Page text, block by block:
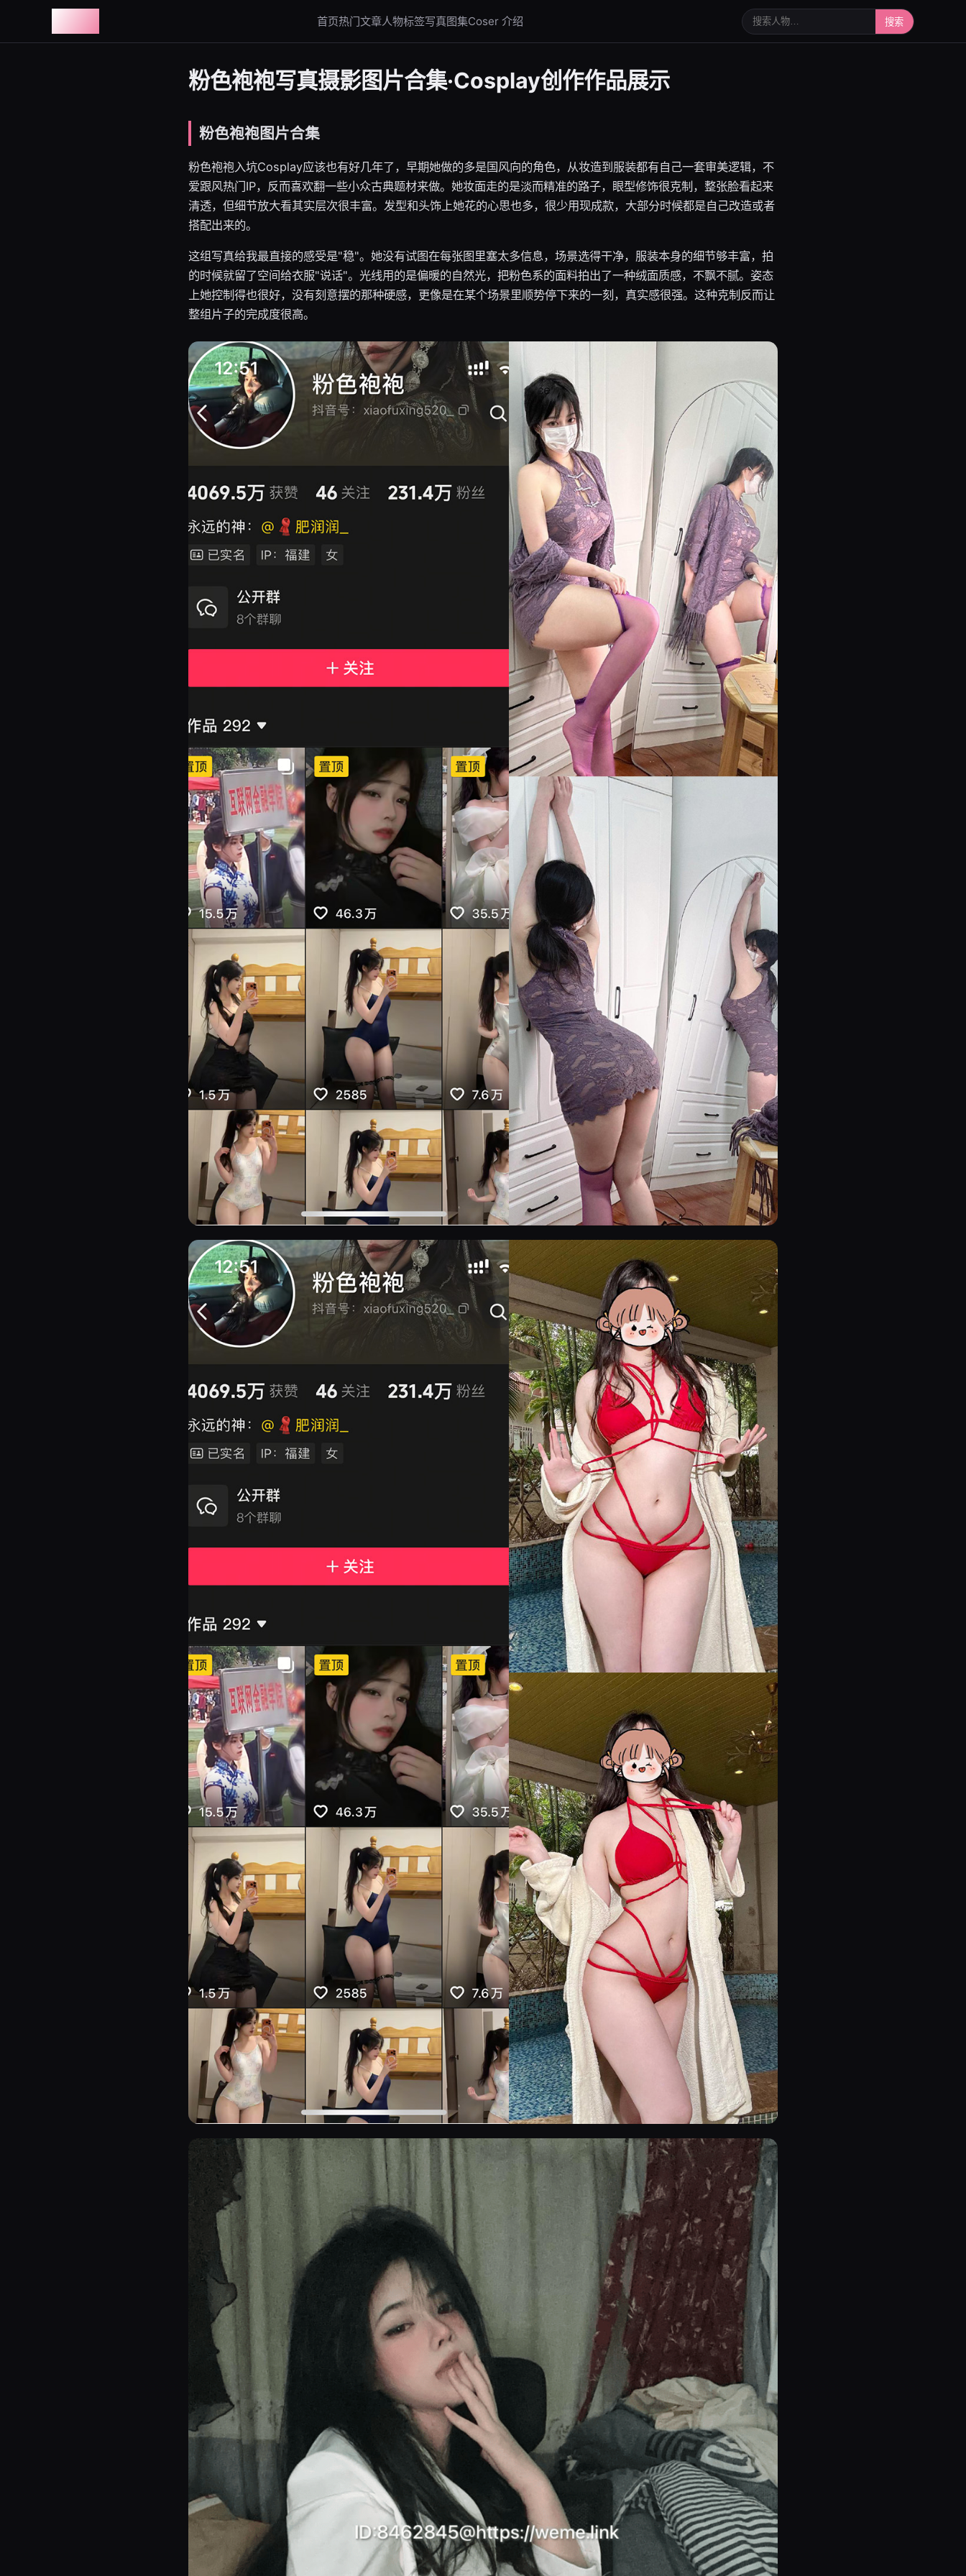
首页热门文章人物标签写真图集Coser 介绍 搜索人物或写真 搜索
粉色袍袍写真摄影图片合集·Cosplay创作作品展示
粉色袍袍图片合集
粉色袍袍入坑Cosplay应该也有好几年了，早期她做的多是国风向的角色，从妆造到服装都有自己一套审美逻辑，不
爱跟风热门IP，反而喜欢翻一些小众古典题材来做。她妆面走的是淡而精准的路子，眼型修饰很克制，整张脸看起来
清透，但细节放大看其实层次很丰富。发型和头饰上她花的心思也多，很少用现成款，大部分时候都是自己改造或者
搭配出来的。
这组写真给我最直接的感受是"稳"。她没有试图在每张图里塞太多信息，场景选得干净，服装本身的细节够丰富，拍
的时候就留了空间给衣服"说话"。光线用的是偏暖的自然光，把粉色系的面料拍出了一种绒面质感，不飘不腻。姿态
上她控制得也很好，没有刻意摆的那种硬感，更像是在某个场景里顺势停下来的一刻，真实感很强。这种克制反而让
整组片子的完成度很高。